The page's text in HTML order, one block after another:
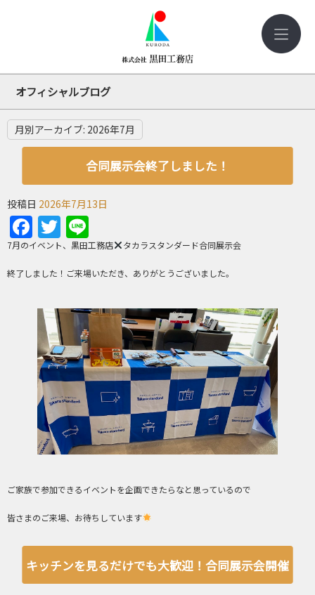
オフィシャルブログ
月別アーカイブ: 2026年7月
合同展示会終了しました！
投稿日 2026年7月13日
Facebook
Twitter
7月のイベント、黒田工務店 タカラスタンダード合同展示会
終了しました！ご来場いただき、ありがとうございました。
ご家族で参加できるイベントを企画できたらなと思っているので
皆さまのご来場、お待ちしています
キッチンを見るだけでも大歓迎！合同展示会開催